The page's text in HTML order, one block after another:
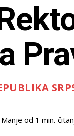
Manje od 1 min.